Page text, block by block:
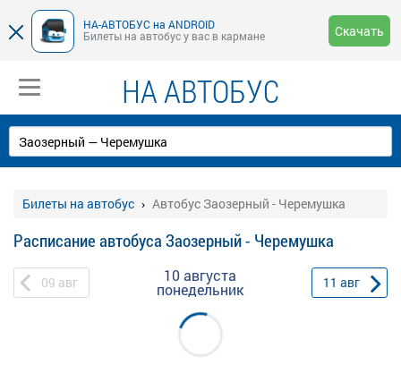
НА-АВТОБУС на ANDROID
Билеты на автобус у вас в кармане
Скачать
НА АВТОБУС
Билеты на автобус Автобус Заозерный - Черемушка
Расписание автобуса Заозерный - Черемушка
09 авг 10 августа
понедельник 11 авг